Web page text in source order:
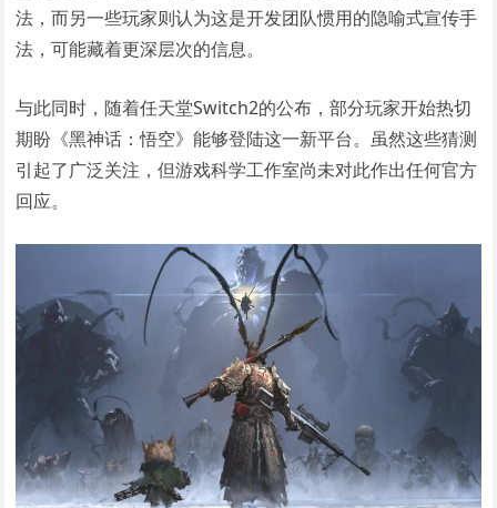
法，而另一些玩家则认为这是开发团队惯用的隐喻式宣传手
法，可能藏着更深层次的信息。
与此同时，随着任天堂Switch2的公布，部分玩家开始热切
期盼《黑神话：悟空》能够登陆这一新平台。虽然这些猜测
引起了广泛关注，但游戏科学工作室尚未对此作出任何官方
回应。